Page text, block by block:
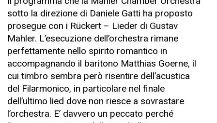
sotto la direzione di Daniele Gatti ha proposto
prosegue con i Rückert – Lieder di Gustav
Mahler. L’esecuzione dell’orchestra rimane
perfettamente nello spirito romantico in
accompagnando il baritono Matthias Goerne, il
cui timbro sembra però risentire dell’acustica
del Filarmonico, in particolare nel finale
dell’ultimo lied dove non riesce a sovrastare
l’orchestra. E’ davvero un peccato perché